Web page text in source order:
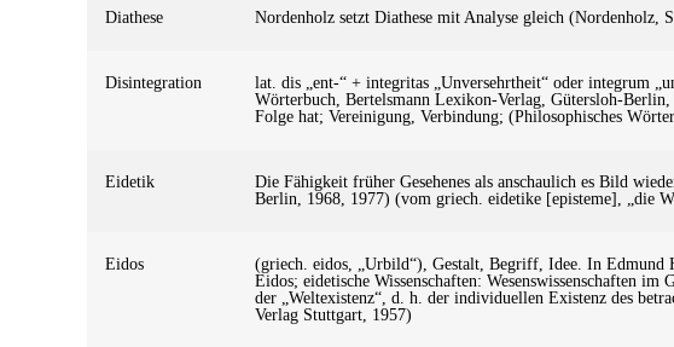
Diathese Nordenholz setzt Diathese mit Analyse gleich (Nordenholz,
Disintegration
lat. dis „ent-“ + integritas „Unversehrtheit“ oder integrum
Wörterbuch, Bertelsmann Lexikon-Verlag, Gütersloh-
Folge hat; Vereinigung, Verbindung; (Philosophisches
Eidetik
Die Fähigkeit früher Gesehenes als anschaulich es Bild
Berlin, 1968, 1977) (vom griech. eidetike [episteme], „die
Eidos
(griech. eidos, „Urbild“), Gestalt, Begriff, Idee. In Edmund
Eidos; eidetische Wissenschaften: Wesenswissenschaften
der „Weltexistenz“, d. h. der individuellen Existenz des
Verlag Stuttgart, 1957)